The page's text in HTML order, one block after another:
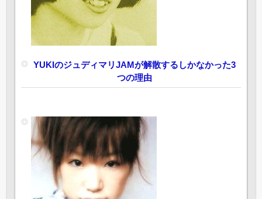
YUKIのジュディマリJAMが解散するしかなかった3
つの理由